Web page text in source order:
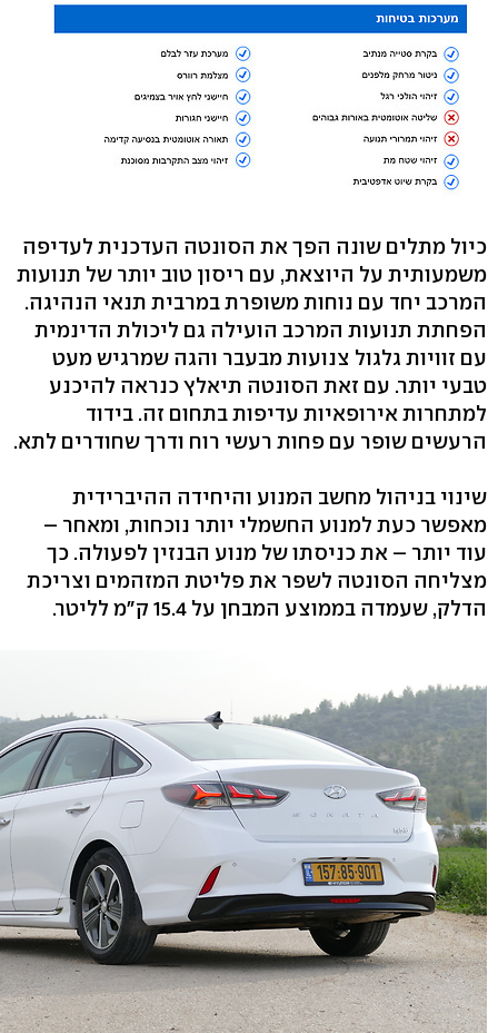
כיול מתלים שונה הפך את הסונטה העדכנית לעדיפה
משמעותית על היוצאת, עם ריסון טוב יותר של תנועות
המרכב יחד עם נוחות משופרת במרבית תנאי הנהיגה.
הפחתת תנועות המרכב הועילה גם ליכולת הדינמית
עם זוויות גלגול צנועות מבעבר והגה שמרגיש מעט
טבעי יותר. עם זאת הסונטה תיאלץ כנראה להיכנע
למתחרות אירופאיות עדיפות בתחום זה. בידוד
הרעשים שופר עם פחות רעשי רוח ודרך שחודרים לתא.
שינוי בניהול מחשב המנוע והיחידה ההיברידית
מאפשר כעת למנוע החשמלי יותר נוכחות, ומאחר –
עוד יותר – את כניסתו של מנוע הבנזין לפעולה. כך
מצליחה הסונטה לשפר את פליטת המזהמים וצריכת
הדלק, שעמדה בממוצע המבחן על 15.4 ק"מ לליטר.